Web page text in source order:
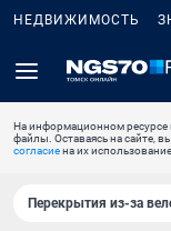
НЕДВИЖИМОСТЬ
На информационном ресурсе
файлы. Оставаясь на сайте,
согласиена их использование.
Перекрытия из-за